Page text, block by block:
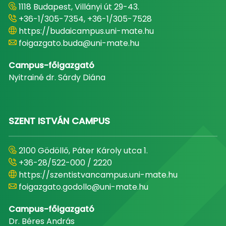
1118 Budapest, Villányi út 29-43.
+36-1/305-7354, +36-1/305-7528
https://budaicampus.uni-mate.hu
foigazgato.buda@uni-mate.hu
Campus-főigazgató
Nyitrainé dr. Sárdy Diána
SZENT ISTVÁN CAMPUS
2100 Gödöllő, Páter Károly utca 1.
+36-28/522-000 / 2220
https://szentistvancampus.uni-mate.hu
foigazgato.godollo@uni-mate.hu
Campus-főigazgató
Dr. Béres András